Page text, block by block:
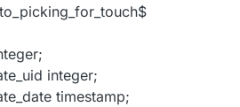
integer;
timestamp;